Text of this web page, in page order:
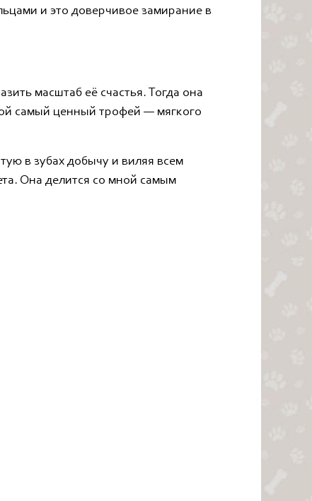
и это доверчивое замирание в
масштаб её счастья. Тогда она
самый ценный трофей — мягкого
в зубах добычу и виляя всем
Она делится со мной самым